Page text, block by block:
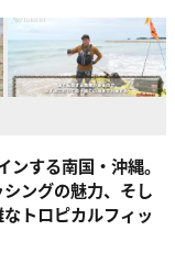
する南国・沖縄。
ングの魅力、そし
トロピカルフィッ